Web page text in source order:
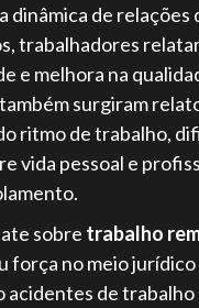
dinâmica de relações
trabalhadores
e melhora na
surgiram
ritmo de trabalho,
vida pessoal e
sobre trabalho
força no meio jurídico
acidentes de